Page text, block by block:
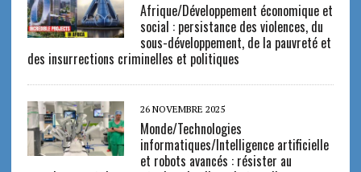
Afrique/Développement économique et
social : persistance des violences, du
sous-développement, de la pauvreté et
des insurrections criminelles et politiques
26 NOVEMBRE 2025
Monde/Technologies
informatiques/Intelligence artificielle
et robots avancés : résister au